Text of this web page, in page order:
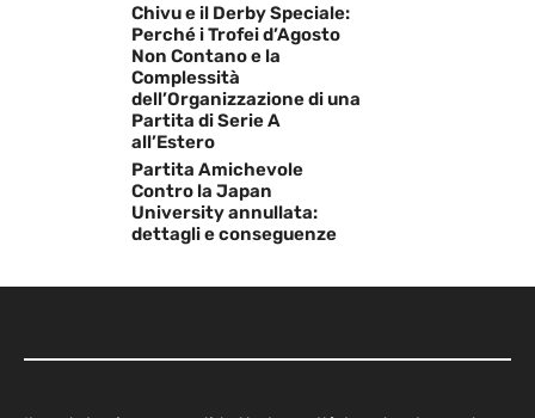
Chivu e il Derby Speciale:
Perché i Trofei d’Agosto
Non Contano e la
Complessità
dell’Organizzazione di una
Partita di Serie A
all’Estero
Partita Amichevole
Contro la Japan
University annullata:
dettagli e conseguenze